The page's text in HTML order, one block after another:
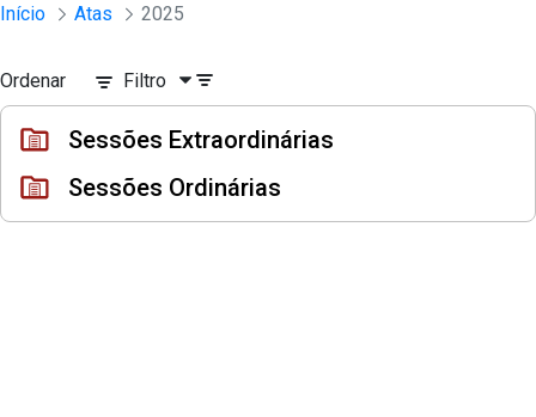
Pular para o Conteúdo principal
Sessões e Reuniões - Documentos
Início Atas 2025
Ordenar Filtro
Sessões Extraordinárias
Sessões Ordinárias